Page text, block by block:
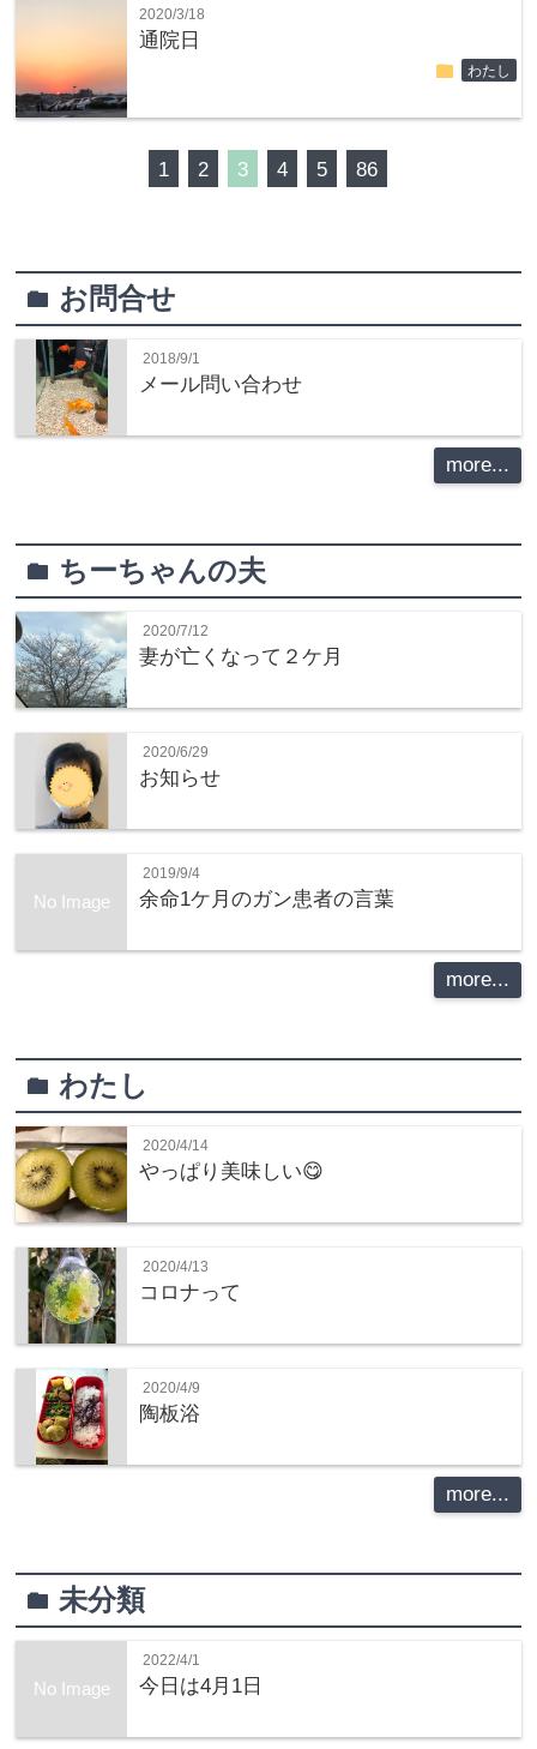
2020/3/18
通院日
folder わたし
1 2 3 4 5 86
folder お問合せ
2018/9/1
メール問い合わせ
more...
folder ちーちゃんの夫
2020/7/12
妻が亡くなって２ケ月
2020/6/29
お知らせ
No Image
2019/9/4
余命1ケ月のガン患者の言葉
more...
folderわたし
2020/4/14
やっぱり美味しい😋
2020/4/13
コロナって
2020/4/9
陶板浴
more...
folder未分類
No Image
2022/4/1
今日は4月1日